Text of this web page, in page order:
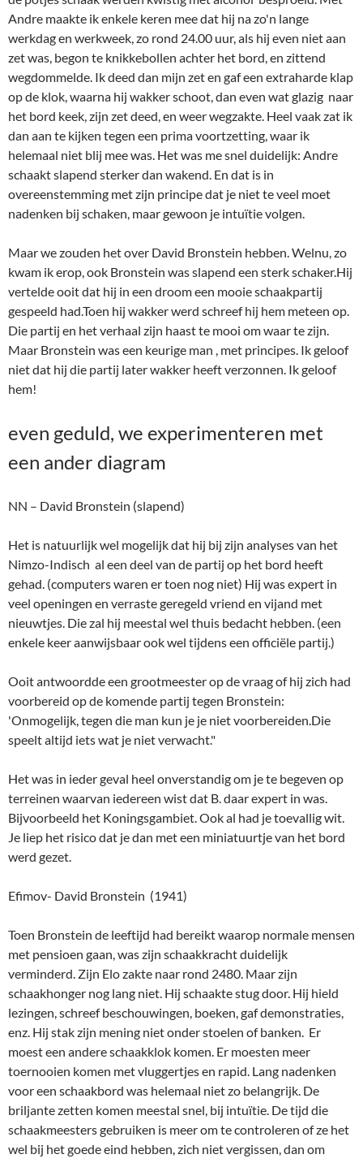
Maar we zouden het over David Bronstein hebben. Welnu, zo
kwam ik erop, ook Bronstein was slapend een sterk schaker.Hij
vertelde ooit dat hij in een droom een mooie schaakpartij
gespeeld had.Toen hij wakker werd schreef hij hem meteen op.
Die partij en het verhaal zijn haast te mooi om waar te zijn.
Maar Bronstein was een keurige man , met principes. Ik geloof
niet dat hij die partij later wakker heeft verzonnen. Ik geloof
even geduld, we experimenteren met
NN – David Bronstein (slapend)
Het is natuurlijk wel mogelijk dat hij bij zijn analyses van het
Nimzo-Indisch al een deel van de partij op het bord heeft
gehad. (computers waren er toen nog niet) Hij was expert in
veel openingen en verraste geregeld vriend en vijand met
Ooit antwoordde een grootmeester op de vraag of hij zich had
voorbereid op de komende partij tegen Bronstein:
'Onmogelijk, tegen die man kun je je niet voorbereiden.Die
speelt altijd iets wat je niet verwacht."
Het was in ieder geval heel onverstandig om je te begeven op
terreinen waarvan iedereen wist dat B. daar expert in was.
Bijvoorbeeld het Koningsgambiet. Ook al had je toevallig wit.
Je liep het risico dat je dan met een miniatuurtje van het bord
werd gezet.
Toen Bronstein de leeftijd had bereikt waarop normale mensen
met pensioen gaan, was zijn schaakkracht duidelijk
verminderd. Zijn Elo zakte naar rond 2480. Maar zijn
lezingen, schreef beschouwingen, boeken, gaf demonstraties,
enz. Hij stak zijn mening niet onder stoelen of banken. Er
moest een andere schaakklok komen. Er moesten meer
toernooien komen met vluggertjes en rapid. Lang nadenken
voor een schaakbord was helemaal niet zo belangrijk. De
briljante zetten komen meestal snel, bij intuïtie. De tijd die
schaakmeesters gebruiken is meer om te controleren of ze het
briljante ideeën te krijgen. Die komen, op grond van kennis en
ervaring, gewoon snel opborrelen. Schaken moet vooral ook
leuk blijven voor het publiek. Te veel schaakpartijen van
grootmeesters zijn gewoon saai en vervelend. Bronstein kreeg
steeds meer interesse voor de schaakcomputer. Wat is het
verschil tussen het 'denken' van het schaakprogramma en dat
winnen van een computer, hoewel hij veel minder snel denkt,
veel minder zetten vooruit berekent, meer gehinderd wordt
door emoties (onzekerheid, angst, onderschatting, enz.)? Daar
schreef hij over, sprak daarover.